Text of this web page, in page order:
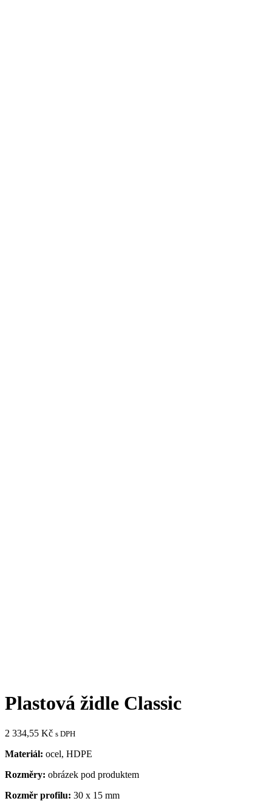
Plastová židle Classic
2 334,55 Kč s DPH
Materiál: ocel, HDPE
Rozměry: obrázek pod produktem
Rozměr profilu: 30 x 15 mm